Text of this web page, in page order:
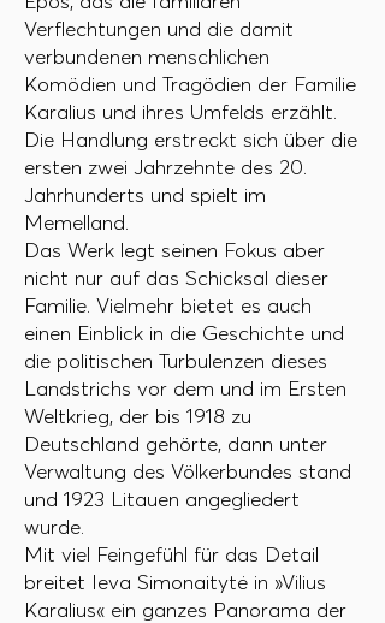
Verflechtungen und die damit
verbundenen menschlichen
Komödien und Tragödien der Familie
Karalius und ihres Umfelds erzählt.
Die Handlung erstreckt sich über die
ersten zwei Jahrzehnte des 20.
Jahrhunderts und spielt im
Memelland.
Das Werk legt seinen Fokus aber
nicht nur auf das Schicksal dieser
Familie. Vielmehr bietet es auch
einen Einblick in die Geschichte und
die politischen Turbulenzen dieses
Landstrichs vor dem und im Ersten
Weltkrieg, der bis 1918 zu
Deutschland gehörte, dann unter
Verwaltung des Völkerbundes stand
und 1923 Litauen angegliedert
wurde.
Mit viel Feingefühl für das Detail
breitet Ieva Simonaitytė in »Vilius
Karalius« ein ganzes Panorama der